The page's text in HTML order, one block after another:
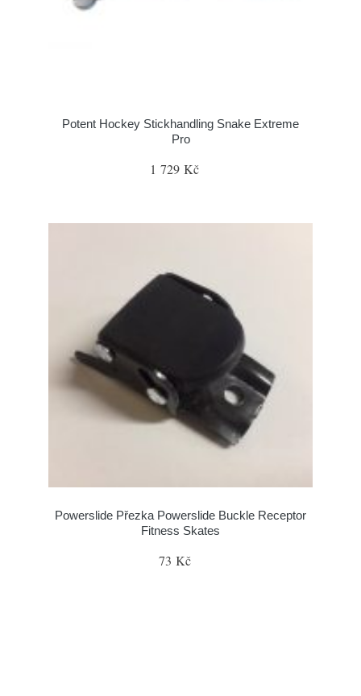
Potent Hockey Stickhandling Snake Extreme
Pro
1 729 Kč
Powerslide Přezka Powerslide Buckle Receptor
Fitness Skates
73 Kč